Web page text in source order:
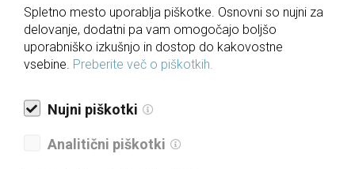
Letna poročila
Politika upravljanja družbe
Politika prejemkov
Spletno mesto uporablja piškotke. Osnovni so nujni za
delovanje, dodatni pa vam omogočajo boljšo
uporabniško izkušnjo in dostop do kakovostne
vsebine. Preberite več o piškotkih.
Nujni piškotki
Analitični piškotki